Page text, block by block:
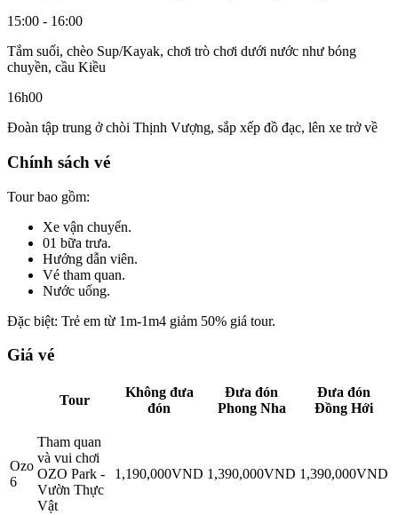
15:00 - 16:00
Tắm suối, chèo Sup/Kayak, chơi trò chơi dưới nước như bóng
chuyền, cầu Kiều
16h00
Đoàn tập trung ở chòi Thịnh Vượng, sắp xếp đồ đạc, lên xe trở về
Chính sách vé
Tour bao gồm:
Xe vận chuyển.
01 bữa trưa.
Hướng dẫn viên.
Vé tham quan.
Nước uống.
Đặc biệt: Trẻ em từ 1m-1m4 giảm 50% giá tour.
Giá vé
Tour
Không đưa
đón
Đưa đón
Phong Nha
Đưa đón
Đồng Hới
Ozo
6
Tham quan
và vui chơi
OZO Park -
Vườn Thực
Vật
1,190,000VND 1,390,000VND 1,390,000VND